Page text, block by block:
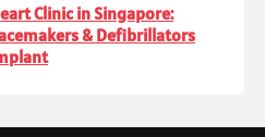
Clinic in Singapore:
& Defibrillators